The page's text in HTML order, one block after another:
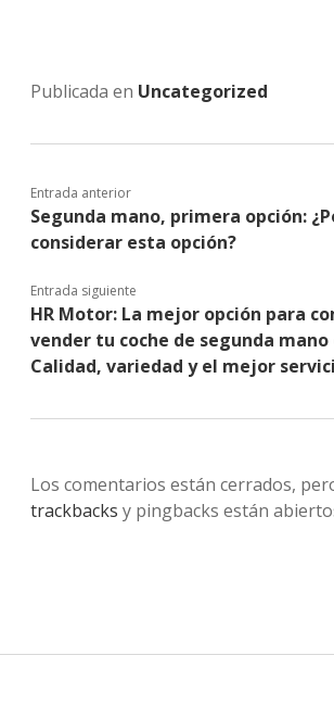
Publicada en Uncategorized
Entrada anterior
Segunda mano, primera opción:
considerar esta opción?
Entrada siguiente
HR Motor: La mejor opción para
vender tu coche de segunda mano
Calidad, variedad y el mejor
Los comentarios están cerrados,
trackbacks y pingbacks están